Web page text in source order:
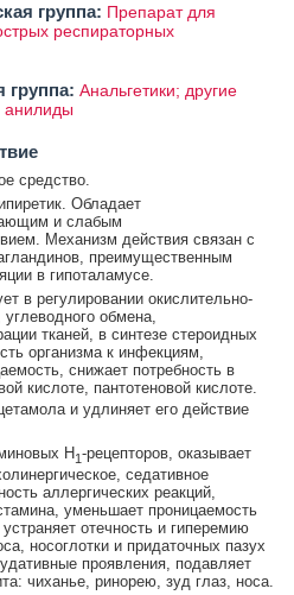
группа: Препарат для
респираторных
группа: Анальгетики; другие
анилиды
средство.
Обладает
и слабым
Механизм действия связан с
преимущественным
в гипоталамусе.
в регулировании окислительно-
обмена,
тканей, в синтезе стероидных
организма к инфекциям,
снижает потребность в
кислоте, пантотеновой кислоте.
и удлиняет его действие
H 1-рецепторов, оказывает
седативное
аллергических реакций,
уменьшает проницаемость
отечность и гиперемию
носоглотки и придаточных пазух
проявления, подавляет
чиханье, ринорею, зуд глаз, носа.